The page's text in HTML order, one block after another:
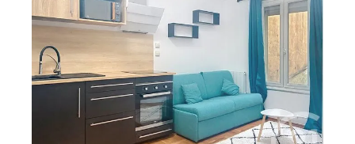
DIJON 21
19,59 m2, 1 pièce
Ref : 48556
Appartement Studio à louer
540 €
par mois charges comprises